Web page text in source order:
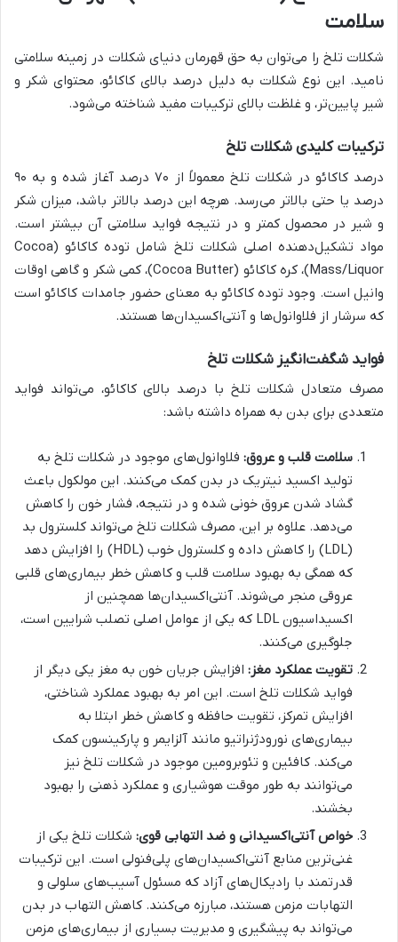
سلامت
شکلات تلخ را می‌توان به حق قهرمان دنیای شکلات در زمینه سلامتی
نامید. این نوع شکلات به دلیل درصد بالای کاکائو، محتوای شکر و
شیر پایین‌تر، و غلظت بالای ترکیبات مفید شناخته می‌شود.
ترکیبات کلیدی شکلات تلخ
درصد کاکائو در شکلات تلخ معمولاً از ۷۰ درصد آغاز شده و به ۹۰
درصد یا حتی بالاتر می‌رسد. هرچه این درصد بالاتر باشد، میزان شکر
و شیر در محصول کمتر و در نتیجه فواید سلامتی آن بیشتر است.
مواد تشکیل‌دهنده اصلی شکلات تلخ شامل توده کاکائو (Cocoa
Mass/Liquor)، کره کاکائو (Cocoa Butter)، کمی شکر و گاهی اوقات
وانیل است. وجود توده کاکائو به معنای حضور جامدات کاکائو است
که سرشار از فلاوانول‌ها و آنتی‌اکسیدان‌ها هستند.
فواید شگفت‌انگیز شکلات تلخ
مصرف متعادل شکلات تلخ با درصد بالای کاکائو، می‌تواند فواید
متعددی برای بدن به همراه داشته باشد:
سلامت قلب و عروق: فلاوانول‌های موجود در شکلات تلخ به
تولید اکسید نیتریک در بدن کمک می‌کنند. این مولکول باعث
گشاد شدن عروق خونی شده و در نتیجه، فشار خون را کاهش
می‌دهد. علاوه بر این، مصرف شکلات تلخ می‌تواند کلسترول بد
(LDL) را کاهش داده و کلسترول خوب (HDL) را افزایش دهد
که همگی به بهبود سلامت قلب و کاهش خطر بیماری‌های قلبی
عروقی منجر می‌شوند. آنتی‌اکسیدان‌ها همچنین از
اکسیداسیون LDL که یکی از عوامل اصلی تصلب شرایین است،
جلوگیری می‌کنند.
تقویت عملکرد مغز: افزایش جریان خون به مغز یکی دیگر از
فواید شکلات تلخ است. این امر به بهبود عملکرد شناختی،
افزایش تمرکز، تقویت حافظه و کاهش خطر ابتلا به
بیماری‌های نورودژنراتیو مانند آلزایمر و پارکینسون کمک
می‌کند. کافئین و تئوبرومین موجود در شکلات تلخ نیز
می‌توانند به طور موقت هوشیاری و عملکرد ذهنی را بهبود
بخشند.
خواص آنتی‌اکسیدانی و ضد التهابی قوی: شکلات تلخ یکی از
غنی‌ترین منابع آنتی‌اکسیدان‌های پلی‌فنولی است. این ترکیبات
قدرتمند با رادیکال‌های آزاد که مسئول آسیب‌های سلولی و
التهابات مزمن هستند، مبارزه می‌کنند. کاهش التهاب در بدن
می‌تواند به پیشگیری و مدیریت بسیاری از بیماری‌های مزمن